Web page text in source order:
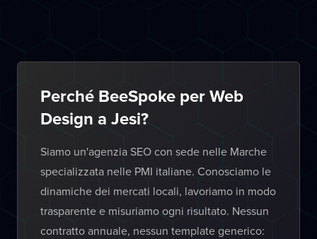
Perché BeeSpoke per Web
Design a Jesi?
Siamo un'agenzia SEO con sede nelle Marche
specializzata nelle PMI italiane. Conosciamo le
dinamiche dei mercati locali, lavoriamo in modo
trasparente e misuriamo ogni risultato. Nessun
contratto annuale, nessun template generico: